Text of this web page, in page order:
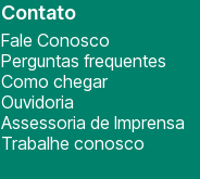
Contato
Fale Conosco
Perguntas frequentes
Como chegar
Ouvidoria
Assessoria de Imprensa
Trabalhe conosco